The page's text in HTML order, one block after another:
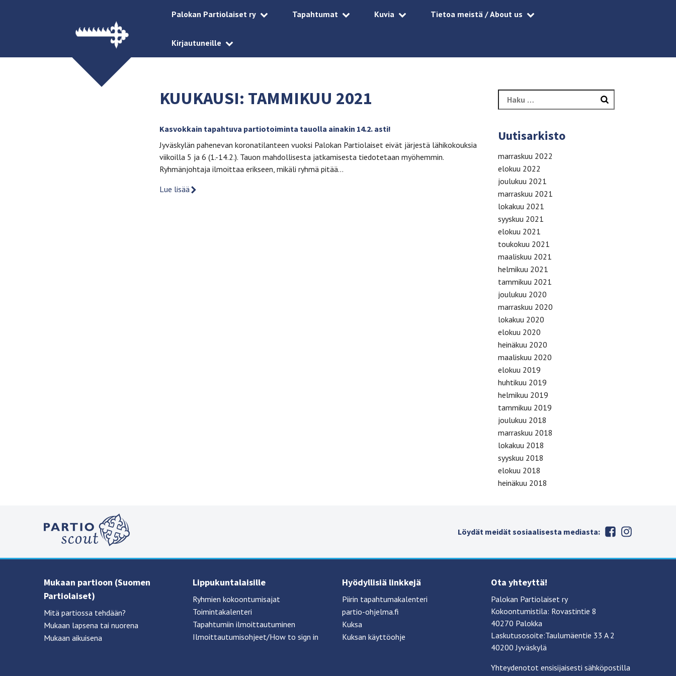
Palokan Partiolaiset ry Tapahtumat Kuvia Tietoa meistä / About us
Kirjautuneille
KUUKAUSI: TAMMIKUU 2021
Kasvokkain tapahtuva partiotoiminta tauolla ainakin 14.2. asti!
Jyväskylän pahenevan koronatilanteen vuoksi Palokan Partiolaiset eivät järjestä lähikokouksia
viikoilla 5 ja 6 (1.-14.2.). Tauon mahdollisesta jatkamisesta tiedotetaan myöhemmin.
Ryhmänjohtaja ilmoittaa erikseen, mikäli ryhmä pitää…
Lue lisää
Haku:
Uutisarkisto
marraskuu 2022
elokuu 2022
joulukuu 2021
marraskuu 2021
lokakuu 2021
syyskuu 2021
elokuu 2021
toukokuu 2021
maaliskuu 2021
helmikuu 2021
tammikuu 2021
joulukuu 2020
marraskuu 2020
lokakuu 2020
elokuu 2020
heinäkuu 2020
maaliskuu 2020
elokuu 2019
huhtikuu 2019
helmikuu 2019
tammikuu 2019
joulukuu 2018
marraskuu 2018
lokakuu 2018
syyskuu 2018
elokuu 2018
heinäkuu 2018
Löydät meidät sosiaalisesta mediasta:
Mukaan partioon (Suomen
Partiolaiset)
Mitä partiossa tehdään?
Mukaan lapsena tai nuorena
Mukaan aikuisena
Lippukuntalaisille
Ryhmien kokoontumisajat
Toimintakalenteri
Tapahtumiin ilmoittautuminen
Ilmoittautumisohjeet/How to sign in
Hyödyllisiä linkkejä
Piirin tapahtumakalenteri
partio-ohjelma.fi
Kuksa
Kuksan käyttöohje
Ota yhteyttä!
Palokan Partiolaiset ry
Kokoontumistila: Rovastintie 8
40270 Palokka
Laskutusosoite:Taulumäentie 33 A 2
40200 Jyväskylä
Yhteydenotot ensisijaisesti sähköpostilla